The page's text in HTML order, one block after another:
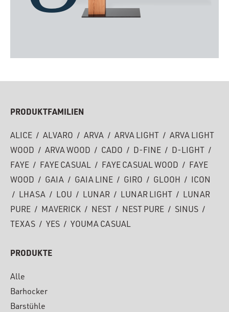
PRODUKTFAMILIEN
ALICE / ALVARO / ARVA / ARVA LIGHT / ARVA LIGHT
WOOD / ARVA WOOD / CADO / D-FINE / D-LIGHT
/
FAYE / FAYE CASUAL / FAYE CASUAL WOOD /
FAYE
WOOD / GAIA / GAIA LINE / GIRO / GLOOH /
ICON
/
LHASA / LOU / LUNAR / LUNAR LIGHT /
LUNAR
PURE / MAVERICK / NEST / NEST PURE / SINUS /
TEXAS / YES / YOUMA CASUAL
PRODUKTE
Alle
Barhocker
Barstühle